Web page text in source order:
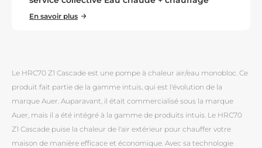
En savoir plus
Le HRC70 Z1 Cascade est une pompe à chaleur air/eau monobloc. Ce
produit fait partie de la gamme intuis, qui est l'évolution de la
marque Auer. Auparavant, il était commercialisé sous la marque
Auer, mais il a été intégré à la gamme de produits intuis. Le HRC70
Z1 Cascade puise la chaleur de l'air extérieur pour chauffer votre
maison de manière efficace et économique. Avec sa technologie